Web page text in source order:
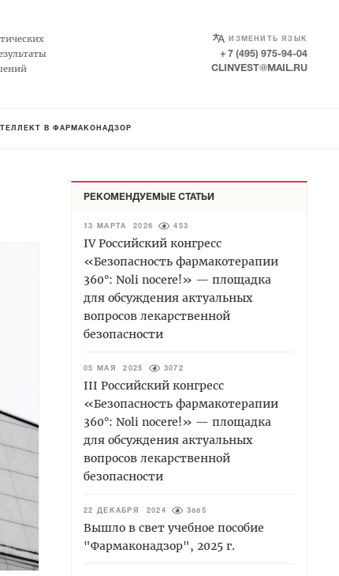
ИЗМЕНИТЬ ЯЗЫК
SELECT LANGUAGE
+ 7 (495) 975-94-04
CLINVEST@MAIL.RU
В ФАРМАКОНАДЗОР
РЕКОМЕНДУЕМЫЕ СТАТЬИ
13 МАРТА 2026 453
IV Российский конгресс
«Безопасность фармакотерапии
360°: Noli nocere!» — площадка
для обсуждения актуальных
вопросов лекарственной
безопасности
05 МАЯ 2025 3072
III Российский конгресс
«Безопасность фармакотерапии
360°: Noli nocere!» — площадка
для обсуждения актуальных
вопросов лекарственной
безопасности
22 ДЕКАБРЯ 2024 3885
Вышло в свет учебное пособие
"Фармаконадзор", 2025 г.